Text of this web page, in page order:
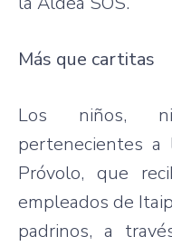
Más que cartitas
Los niños,
pertenecientes a
Próvolo, que
empleados de
padrinos, a